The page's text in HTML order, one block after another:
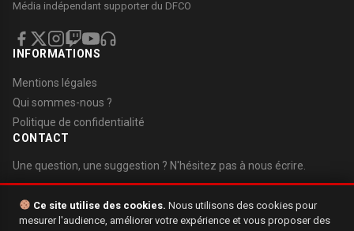
Média indépendant supporter du DFCO
INFORMATIONS
Mentions légales
Qui sommes-nous ?
Politique de confidentialité
CONTACT
Une question, une suggestion ? N'hésitez pas à nous écrire.
Nous contacter
Ce site utilise des cookies. Nous utilisons des cookies pour
mesurer l'audience, améliorer votre expérience et vous proposer des